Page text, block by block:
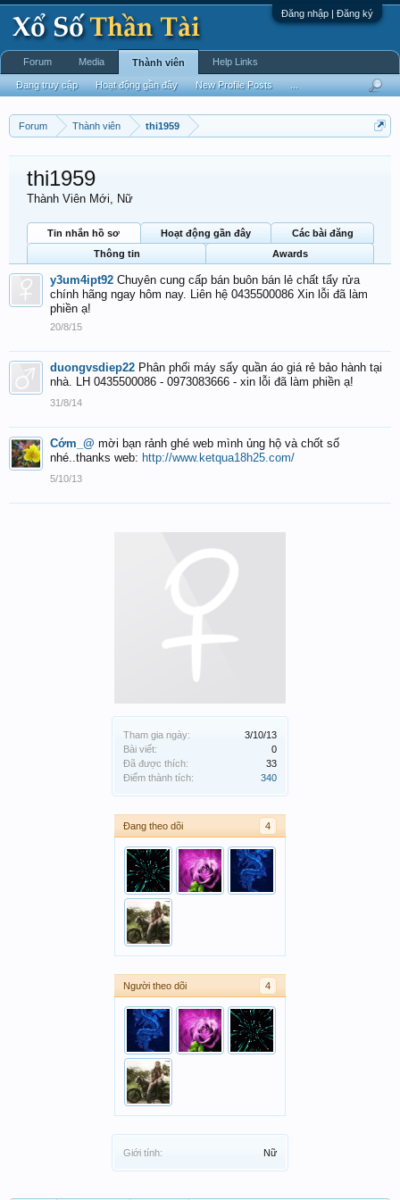
Đăng nhập | Đăng ký
Forum Thành viên thi1959
Tham gia ngày:
3/10/13
Bài viết:
0
Đã được thích:
33
Điểm thành tích:
340
Đang theo dõi 4
Người theo dõi 4
Giới tính: Nữ
thi1959
Thành Viên Mới, Nữ
Tin nhắn hồ sơ Hoạt động gần đây
Các bài đăng
Thông tin
Awards
y3um4ipt92 Chuyên cung cấp bán buôn bán lẻ chất tẩy rửa
chính hãng ngay hôm nay. Liên hệ 0435500086 Xin lỗi đã làm
phiền ạ!
20/8/15
duongvsdiep22 Phân phối máy sấy quần áo giá rẻ bảo hành tại
nhà. LH 0435500086 - 0973083666 - xin lỗi đã làm phiền ạ!
31/8/14
Cớm_@ mời bạn rảnh ghé web mình ủng hộ và chốt số
nhé..thanks web: http://www.ketqua18h25.com/
5/10/13
Forum Media Thành viên
Đang truy cập Hoạt động gần đây New Profile Posts
Help Links